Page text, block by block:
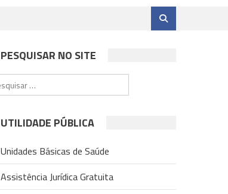
PESQUISAR NO SITE
por:
UTILIDADE PÚBLICA
Unidades Básicas de Saúde
Assistência Jurídica Gratuita